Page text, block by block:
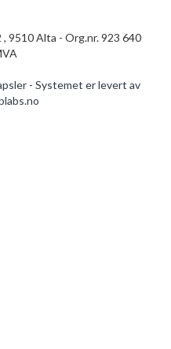
9510 Alta - Org.nr. 923 640
- Systemet er levert av